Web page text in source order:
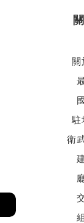
關
駐
衛